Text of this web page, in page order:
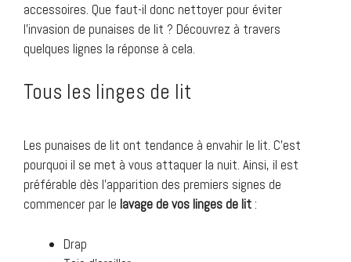
accessoires. Que faut-il donc nettoyer pour éviter
l’invasion de punaises de lit ? Découvrez à travers
quelques lignes la réponse à cela.
Tous les linges de lit
Les punaises de lit ont tendance à envahir le lit. C’est
pourquoi il se met à vous attaquer la nuit. Ainsi, il est
préférable dès l’apparition des premiers signes de
commencer par le lavage de vos linges de lit :
Drap